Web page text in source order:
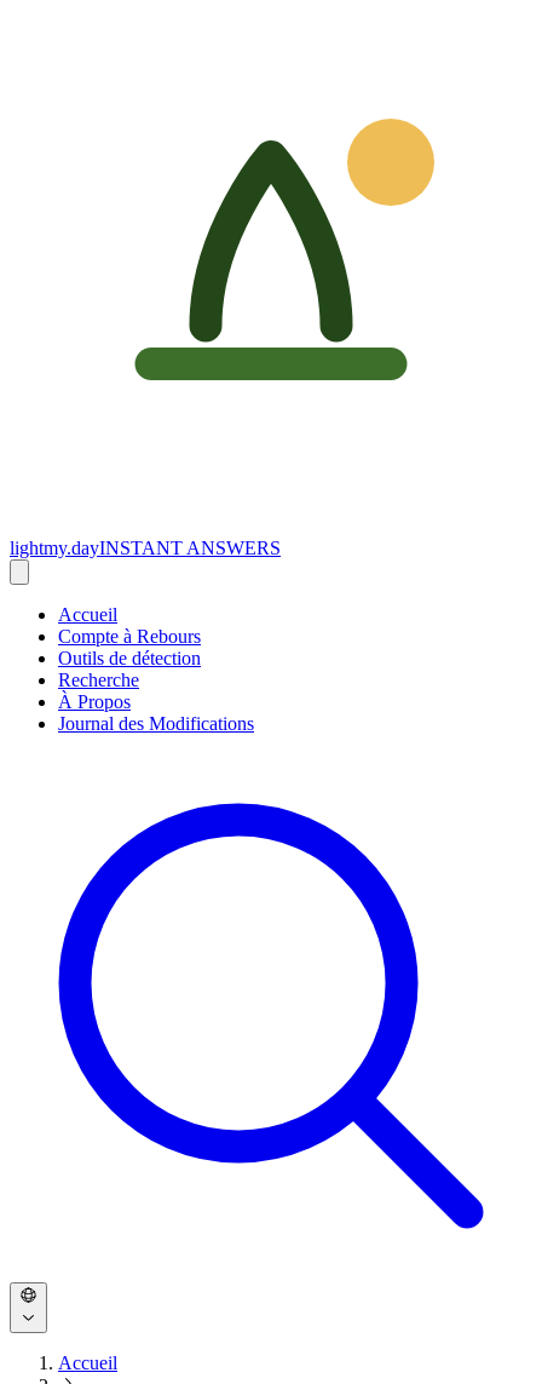
lightmy.dayINSTANT ANSWERS
Accueil
Compte à Rebours
Outils de détection
Recherche
À Propos
Journal des Modifications
Accueil